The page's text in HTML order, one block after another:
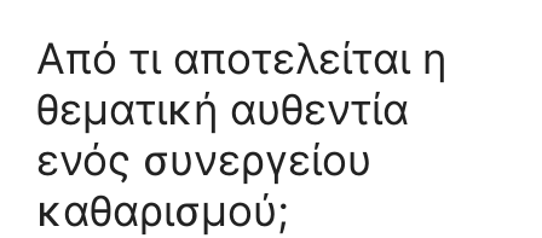
Από τι αποτελείται η
θεματική αυθεντία
ενός συνεργείου
καθαρισμού;